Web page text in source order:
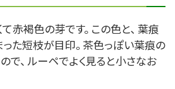
て赤褐色の芽です。 この色と、 葉痕
った短枝が目印。 茶色っぽい葉痕の
で、 ルーペでよく見ると小さなお